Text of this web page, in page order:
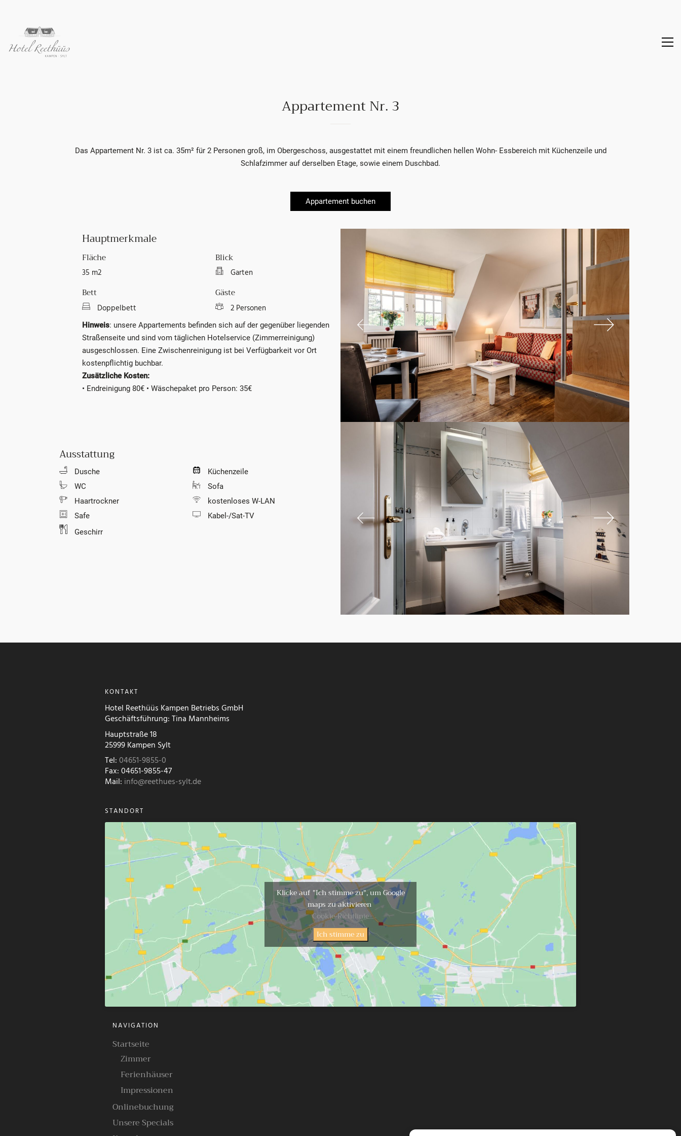
Appartement Nr. 3
Das Appartement Nr. 3 ist ca. 35m² für 2 Personen groß, im Obergeschoss, ausgestattet mit einem freundlichen hellen Wohn- Essbereich mit Küchenzeile und
Schlafzimmer auf derselben Etage, sowie einem Duschbad.
Appartement buchen
Hauptmerkmale
Fläche
35 m2
Blick
Garten
Bett
Doppelbett
Gäste
2 Personen
Hinweis: unsere Appartements befinden sich auf der gegenüber liegenden
Straßenseite und sind vom täglichen Hotelservice (Zimmerreinigung)
ausgeschlossen. Eine Zwischenreinigung ist bei Verfügbarkeit vor Ort
kostenpflichtig buchbar.
Zusätzliche Kosten:
• Endreinigung 80€ • Wäschepaket pro Person: 35€
Ausstattung
Dusche
WC
Haartrockner
Safe
Geschirr
Küchenzeile
Sofa
kostenloses W-LAN
Kabel-/Sat-TV
KONTAKT
Hotel Reethüüs Kampen Betriebs GmbH
Geschäftsführung: Tina Mannheims
Hauptstraße 18
25999 Kampen Sylt
Tel: 04651-9855-0
Fax: 04651-9855-47
Mail: info@reethues-sylt.de
STANDORT
Klicke auf "Ich stimme zu", um Google
maps zu aktivieren
Cookie-Richtlinie
Ich stimme zu
NAVIGATION
Startseite
Zimmer
Ferienhäuser
Impressionen
Onlinebuchung
Unsere Specials